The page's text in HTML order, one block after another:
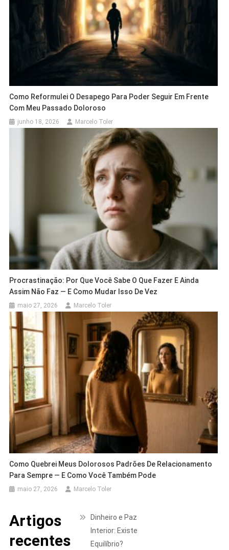
Como Reformulei O Desapego Para Poder Seguir Em Frente
Com Meu Passado Doloroso
junho 18, 2026 Marcelo Toler
Procrastinação: Por Que Você Sabe O Que Fazer E Ainda
Assim Não Faz — E Como Mudar Isso De Vez
maio 27, 2026 Marcelo Toler
Como Quebrei Meus Dolorosos Padrões De Relacionamento
Para Sempre — E Como Você Também Pode
maio 27, 2026 Marcelo Toler
Artigos
recentes
Dinheiro e Paz
Interior: Existe
Equilíbrio?